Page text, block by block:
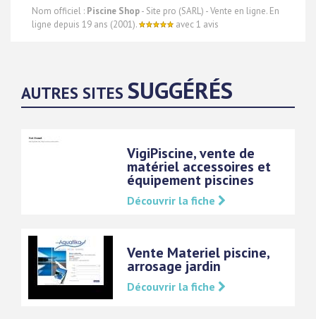
Nom officiel : Piscine Shop- Site pro (SARL) - Vente en ligne. En
ligne depuis 19 ans (2001).
avec 1 avis
AUTRES SITES SUGGÉRÉS
VigiPiscine, vente de
matériel accessoires et
équipement piscines
Découvrir la fiche
Vente Materiel piscine,
arrosage jardin
Découvrir la fiche